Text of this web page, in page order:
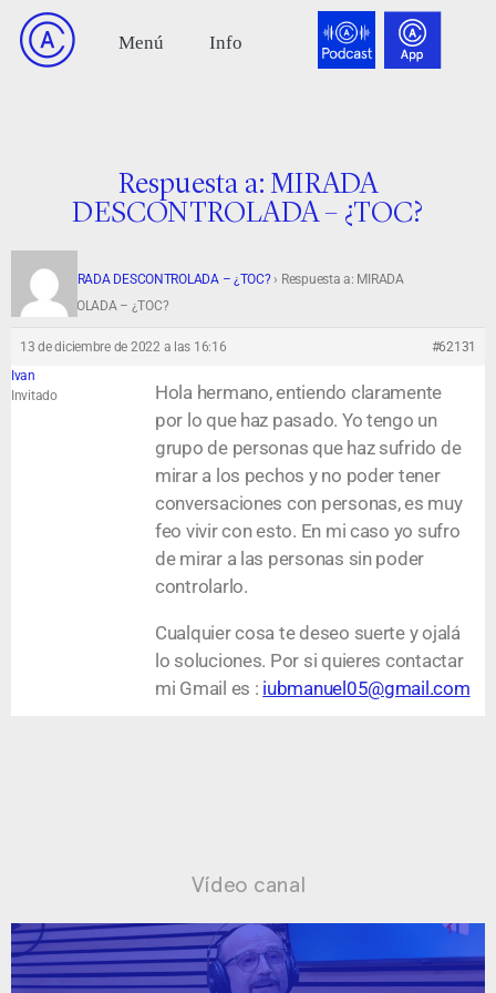
Respuesta a: MIRADA
DESCONTROLADA – ¿TOC?
Foro › MIRADA DESCONTROLADA – ¿TOC?› Respuesta a: MIRADA
DESCONTROLADA – ¿TOC?
13 de diciembre de 2022 a las 16:16
#62131
Ivan
Invitado
Hola hermano, entiendo claramente
por lo que haz pasado. Yo tengo un
grupo de personas que haz sufrido de
mirar a los pechos y no poder tener
conversaciones con personas, es muy
feo vivir con esto. En mi caso yo sufro
de mirar a las personas sin poder
controlarlo.
Cualquier cosa te deseo suerte y ojalá
lo soluciones. Por si quieres contactar
mi Gmail es : iubmanuel05@gmail.com
Vídeo canal